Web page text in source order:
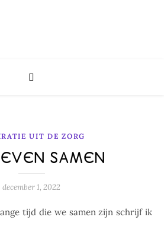
UIT DE ZORG
SAMEN
december 1, 2022